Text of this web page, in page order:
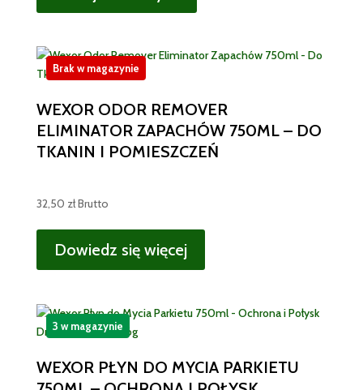
WEXOR ODOR REMOVER
ELIMINATOR ZAPACHÓW 750ML – DO
TKANIN I POMIESZCZEŃ
32,50 złBrutto
Dowiedz się więcej
Brak w magazynie
WEXOR PŁYN DO MYCIA PARKIETU
3 w magazynie